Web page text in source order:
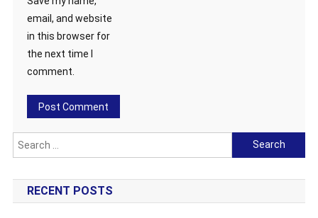
email, and website
in this browser for
the next time I
comment.
Search
for:
RECENT POSTS